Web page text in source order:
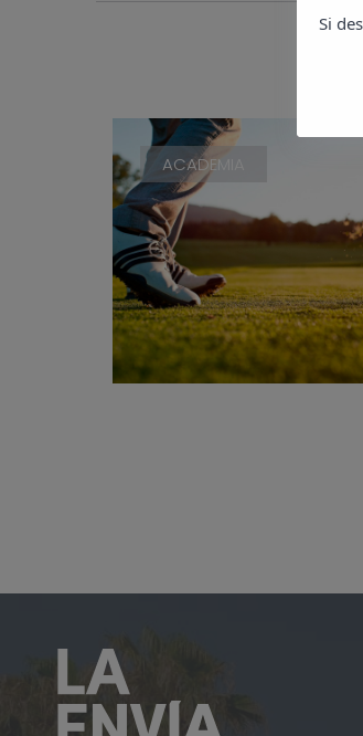
ACADEMIA
Si